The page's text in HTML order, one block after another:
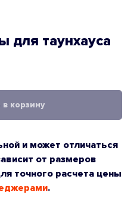
для таунхауса
корзину
и может отличаться
от размеров
точного расчета цены
.